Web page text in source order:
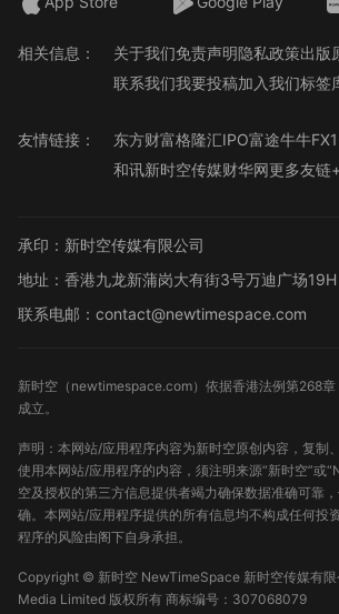
相关信息： 关于我们免责声明隐私政策出版
联系我们我要投稿加入我们标签
友情链接： 东方财富格隆汇IPO富途牛牛
和讯新时空传媒财华网更多友链+
承印：新时空传媒有限公司
地址：香港九龙新蒲岗大有街3号万迪广场19H
联系电邮：contact@newtimespace.com
新时空（ newtimespace.com）依据香港法例第268
成立。
声明：本网站/应用程序内容为新时空原创内容，复制
使用本网站/应用程序的内容，须注明来源“新时空”或
空及授权的第三方信息提供者竭力确保数据准确可靠
确。本网站/应用程序提供的所有信息均不构成任何投
程序的风险由阁下自身承担。
Copyright © 新时空 NewTimeSpace 新时空传媒有
Media Limited 版权所有 商标编号：307068079